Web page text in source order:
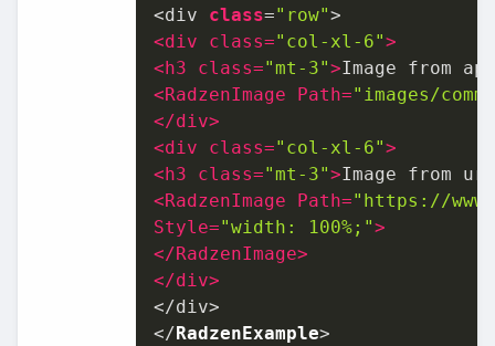
<div class="row"
<div class="col-xl-6">
< h3 class="mt-3">Image from
<RadzenImage Path="images/
</div>
<div class="col-xl-6">
< h3 class="mt-3">Image from url
<RadzenImage Path="https://
Style="width: 100%;">
</RadzenImage>
</div>
</div>
</ RadzenExample>